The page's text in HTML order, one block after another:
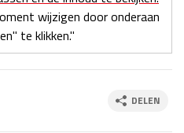
wijzigen door onderaan
te klikken."
DELEN